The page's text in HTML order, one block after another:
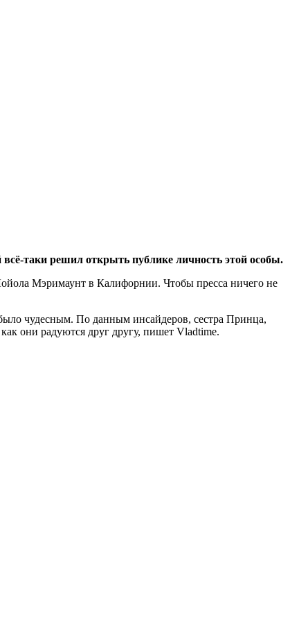
таки решил открыть публике личность этой особы.
Мэримаунт в Калифорнии. Чтобы пресса ничего не
чудесным. По данным инсайдеров, сестра Принца,
они радуются друг другу, пишет Vladtime.